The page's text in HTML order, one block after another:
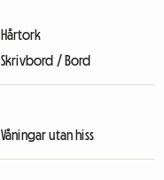
Hårtork
Skrivbord / Bord
Våningar utan hiss